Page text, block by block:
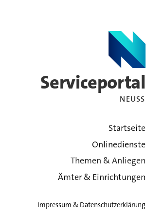
Serviceportal
NEUSS
Startseite
Onlinedienste
Themen & Anliegen
Ämter & Einrichtungen
Impressum & Datenschutzerklärung